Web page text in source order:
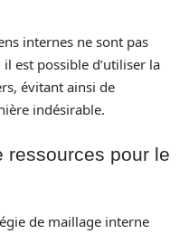
internes ne sont pas
est possible d’utiliser la
évitant ainsi de
indésirable.
ressources pour le
de maillage interne